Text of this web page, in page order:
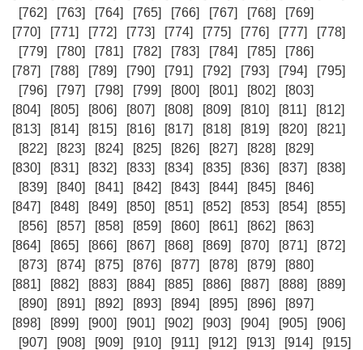
[762]
[763] [764] [765] [766] [767] [768]
[769]
[770]
[771] [772] [773] [774] [775] [776] [777]
[778]
[779]
[780] [781] [782] [783] [784] [785]
[786]
[787]
[788] [789] [790] [791] [792] [793] [794]
[795]
[796]
[797] [798] [799] [800] [801] [802]
[803]
[804]
[805] [806] [807] [808] [809] [810] [811]
[812]
[813]
[814] [815] [816] [817] [818] [819] [820]
[821]
[822]
[823] [824] [825] [826] [827] [828]
[829]
[830]
[831] [832] [833] [834] [835] [836] [837]
[838]
[839]
[840] [841] [842] [843] [844] [845]
[846]
[847]
[848] [849] [850] [851] [852] [853] [854]
[855]
[856]
[857] [858] [859] [860] [861] [862]
[863]
[864]
[865] [866] [867] [868] [869] [870] [871]
[872]
[873]
[874] [875] [876] [877] [878] [879]
[880]
[881]
[882] [883] [884] [885] [886] [887] [888]
[889]
[890]
[891] [892] [893] [894] [895] [896]
[897]
[898]
[899] [900] [901] [902] [903] [904] [905]
[906]
[907]
[908] [909] [910] [911] [912] [913] [914] [915]